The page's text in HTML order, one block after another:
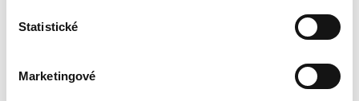
Statistické
Marketingové
690,00 Kč
majetkovými nároky osob poškozených
trestným činem, které se uplatňují v trestním